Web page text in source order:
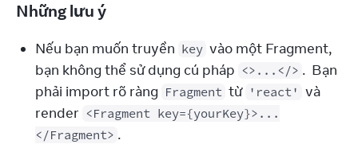
Những lưu ý
Nếu bạn muốn truyền key vào một Fragment,
bạn không thể sử dụng cú pháp <>...</> .  Bạn
phải import rõ ràng Fragment từ 'react' và
render <Fragment key={yourKey}>...
</Fragment> .